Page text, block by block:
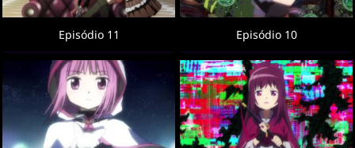
Episódio 11 Episódio 10